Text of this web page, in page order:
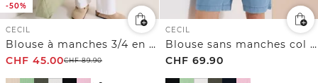
-50%
CECIL
Blouse à manches 3/4 en gaze de coton
CHF 45.00CHF89.90
CECIL
Blouse sans manches col V en gaze de coton
CHF 69.90